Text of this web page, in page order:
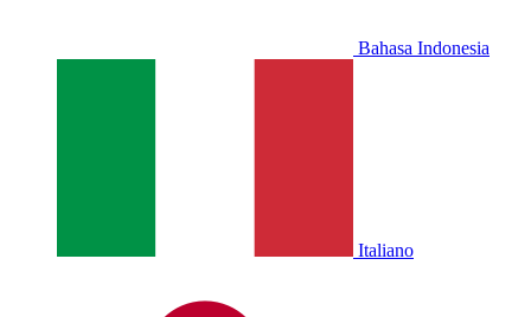
Bahasa Indonesia
Italiano